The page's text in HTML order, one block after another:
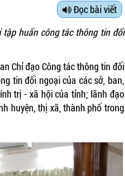
Đọc bài viết
tập huấn công tác thông tin đối
Chỉ đạo Công tác thông tin đối
tin đối ngoại của các sở, ban,
trị - xã hội của tỉnh; lãnh đạo
huyện, thị xã, thành phố trong